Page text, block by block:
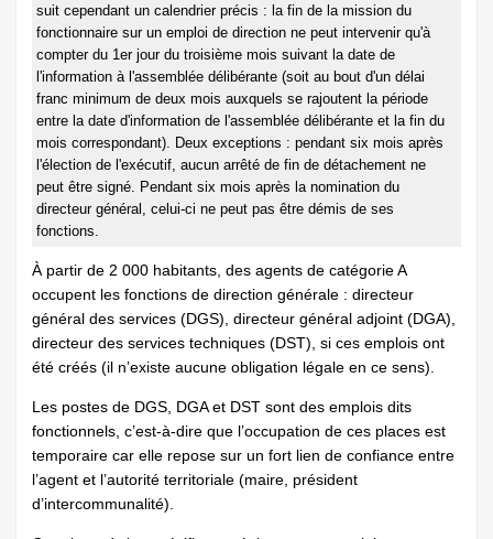
suit cependant un calendrier précis : la fin de la mission du
fonctionnaire sur un emploi de direction ne peut intervenir qu'à
compter du 1er jour du troisième mois suivant la date de
l'information à l'assemblée délibérante (soit au bout d'un délai
franc minimum de deux mois auxquels se rajoutent la période
entre la date d'information de l'assemblée délibérante et la fin du
mois correspondant). Deux exceptions : pendant six mois après
l'élection de l'exécutif, aucun arrêté de fin de détachement ne
peut être signé. Pendant six mois après la nomination du
directeur général, celui-ci ne peut pas être démis de ses
fonctions.
À partir de 2 000 habitants, des agents de catégorie A
occupent les fonctions de direction générale : directeur
général des services (DGS), directeur général adjoint (DGA),
directeur des services techniques (DST), si ces emplois ont
été créés (il n’existe aucune obligation légale en ce sens).
Les postes de DGS, DGA et DST sont des emplois dits
fonctionnels, c’est-à-dire que l’occupation de ces places est
temporaire car elle repose sur un fort lien de confiance entre
l’agent et l’autorité territoriale (maire, président
d’intercommunalité).